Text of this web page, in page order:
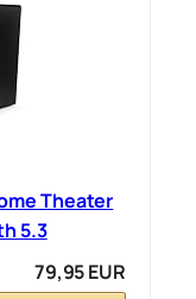
Theater
5.3
79,95 EUR